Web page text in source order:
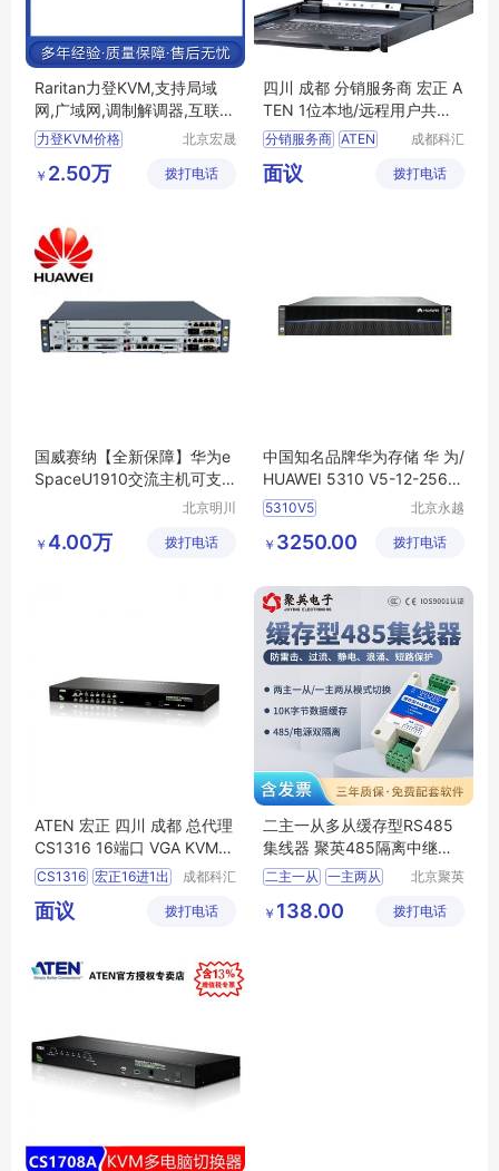
Raritan力登KVM,支持局域
网,广域网,调制解调器,互联网
访问服务器
力登KVM价格
力登KVM多少钱
北京宏晟
有限公司
￥ 2.50万 拨打电话
四川 成都 分销服务商 宏正 A
TEN 1位本地/远程用户共享
访问16端口Cat 5双滑轨LCD
KVM over IP切换器远程电脑
管理方案 KL1516Ai
分销服务商 ATEN
1位本地
远程用户共享访问
成都科汇
公司
面议 拨打电话
国威赛纳【全新保障】华为e
SpaceU1910交流主机可支
北京明川
科技有限
￥ 4.00万 拨打电话
中国知名品牌华为存储 华 为/
HUAWEI 5310 V5-12-256-A
C5310V5
华为存储服务器
北京永越
有限公司
￥ 3250.00 拨打电话
ATEN 宏正 四川 成都 总代理
CS1316 16端口 VGA KVM多
电脑切换器 16进1出 CS1316
-AT-Z
CS1316 宏正16进1出
宏正16口切换器
宏正CS1316
成都科汇
公司
面议 拨打电话
二主一从多从缓存型RS485
集线器 聚英485隔离中继器
一主两从
二主一从 一主两从
缓存型RS485集线器
北京聚英
有限公司
￥ 138.00 拨打电话